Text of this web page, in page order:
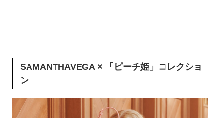
SAMANTHAVEGA × 「ピーチ姫」コレクショ
ン